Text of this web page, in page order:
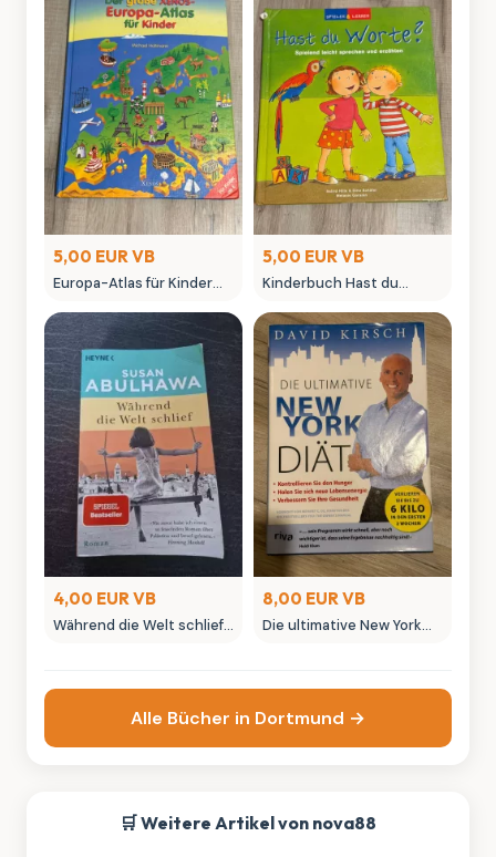
5,00 EUR VB
Europa-Atlas für Kinder
gebraucht
5,00 EUR VB
Kinderbuch Hast du
sprechen und erzählen
4,00 EUR VB
Während die Welt schlief
8,00 EUR VB
Die ultimative New York
Alle Bücher in Dortmund →
🛒 Weitere Artikel von nova88